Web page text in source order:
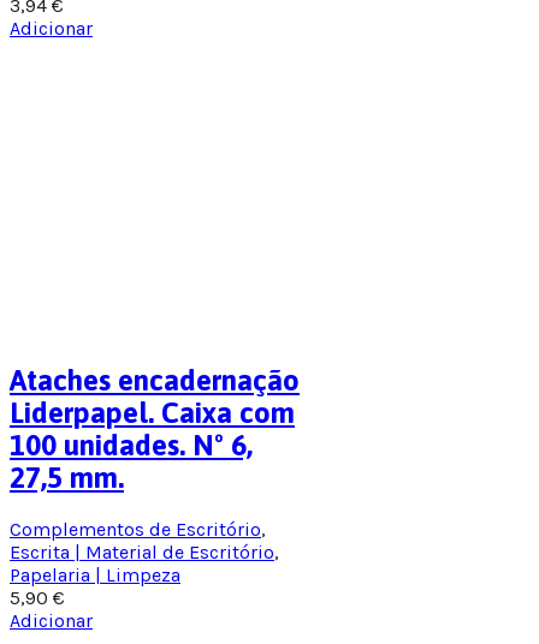
3,94 €
Adicionar
Ataches encadernação
Liderpapel. Caixa com
100 unidades. Nº 6,
27,5 mm.
Complementos de Escritório,
Escrita | Material de Escritório,
Papelaria | Limpeza
5,90 €
Adicionar